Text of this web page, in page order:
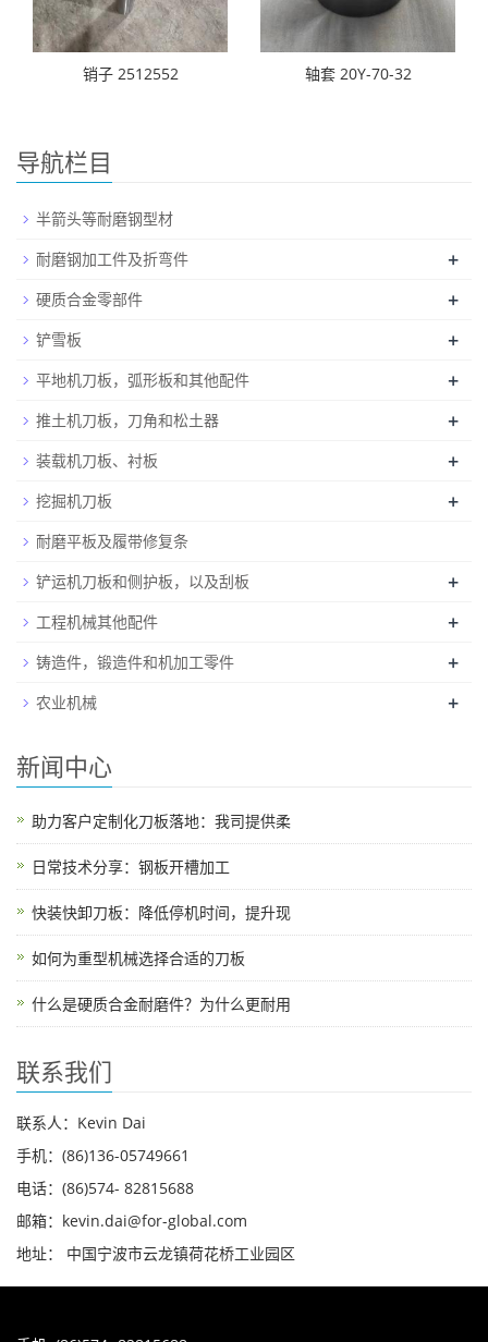
销子 2512552 轴套 20Y-70-32
导航栏目
半箭头等耐磨钢型材
耐磨钢加工件及折弯件
+
硬质合金零部件 +
铲雪板 +
平地机刀板，弧形板和其他配件 +
推土机刀板，刀角和松土器 +
装载机刀板、衬板 +
挖掘机刀板 +
耐磨平板及履带修复条
铲运机刀板和侧护板，以及刮板
+
工程机械其他配件 +
铸造件，锻造件和机加工零件 +
农业机械 +
新闻中心
助力客户定制化刀板落地：我司提供柔
日常技术分享：钢板开槽加工
快装快卸刀板：降低停机时间，提升现
如何为重型机械选择合适的刀板
什么是硬质合金耐磨件？为什么更耐用
联系我们
联系人：Kevin Dai
手机：(86)136-05749661
电话：(86)574- 82815688
邮箱：kevin.dai@for-global.com
地址： 中国宁波市云龙镇荷花桥工业园区